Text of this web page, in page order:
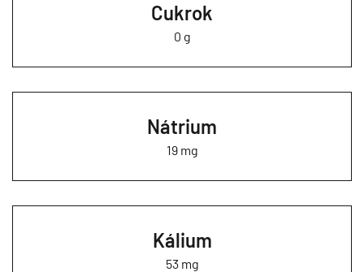
Cukrok
0 g
Nátrium
19 mg
Kálium
53 mg